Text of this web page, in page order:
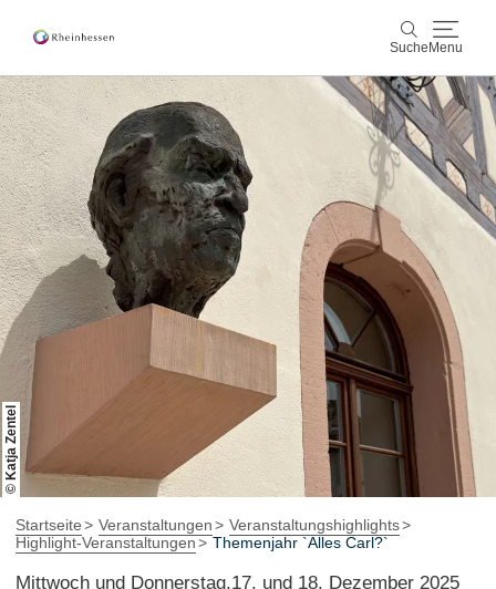
Suche Menu
Suche
Wein & Genuss
Aktiv & Natur
Kultur & Städte
Veranstaltungen
Buchung & Service
Shop Rheinhessen-Blog Karte
© Katja Zentel
Startseite Veranstaltungen
Veranstaltungshighlights
Highlight-Veranstaltungen
Themenjahr `Alles Carl?`
Mittwoch und Donnerstag,17. und 18. Dezember 2025